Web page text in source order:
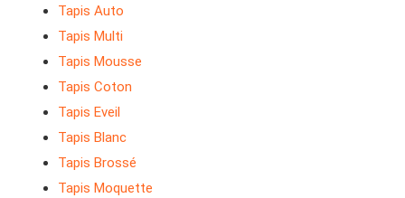
Tapis Auto
Tapis Multi
Tapis Mousse
Tapis Coton
Tapis Eveil
Tapis Blanc
Tapis Brossé
Tapis Moquette